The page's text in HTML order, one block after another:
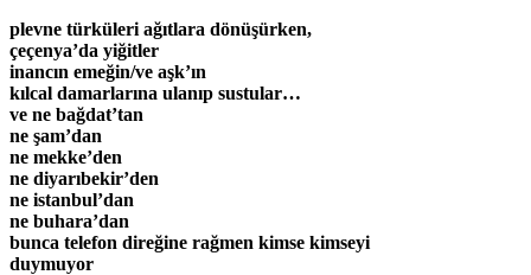
plevne türküleri ağıtlara dönüşürken,
çeçenya’da yiğitler
inancın emeğin/ve aşk’ın
kılcal damarlarına ulanıp sustular…
ve ne bağdat’tan
ne şam’dan
ne mekke’den
ne diyarıbekir’den
ne istanbul’dan
ne buhara’dan
bunca telefon direğine rağmen kimse kimseyi
duymuyor